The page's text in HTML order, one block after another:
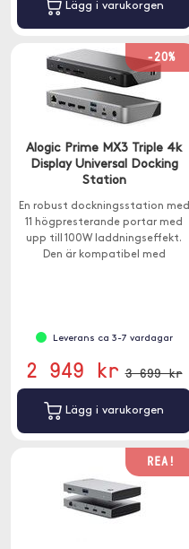
Lägg i varukorgen
-20%
Alogic Prime MX3 Triple 4k
Display Universal Docking
Station
En robust dockningsstation med
11 högpresterande portar med
upp till 100W laddningseffekt.
Den är kompatibel med
Leverans ca 3-7 vardagar
2 949 kr 3 699 kr
Lägg i varukorgen
REA!